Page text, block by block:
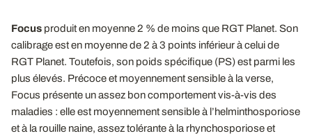
Focus produit en moyenne 2 % de moins que RGT Planet. Son
calibrage est en moyenne de 2 à 3 points inférieur à celui de
RGT Planet. Toutefois, son poids spécifique (PS) est parmi les
plus élevés. Précoce et moyennement sensible à la verse,
Focus présente un assez bon comportement vis-à-vis des
maladies : elle est moyennement sensible à l’helminthosporiose
et à la rouille naine, assez tolérante à la rhynchosporiose et